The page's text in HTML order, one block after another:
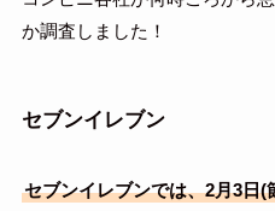
か調査しました！
セブンイレブン
セブンイレブンでは、2月3日